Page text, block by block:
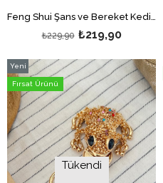
Feng Shui Şans ve Bereket Kedisi Figürlü Sulu Anahtarlık / Çanta Süsü Patili Kedi Model 5(Maneki Neko)
₺219,90
₺229,90
Tükendi
Yeni
Ürün
Fırsat Ürünü